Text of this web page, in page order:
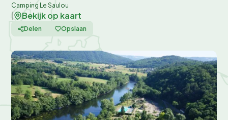
Camping Le Saulou
Bekijk op kaart
Delen Opslaan